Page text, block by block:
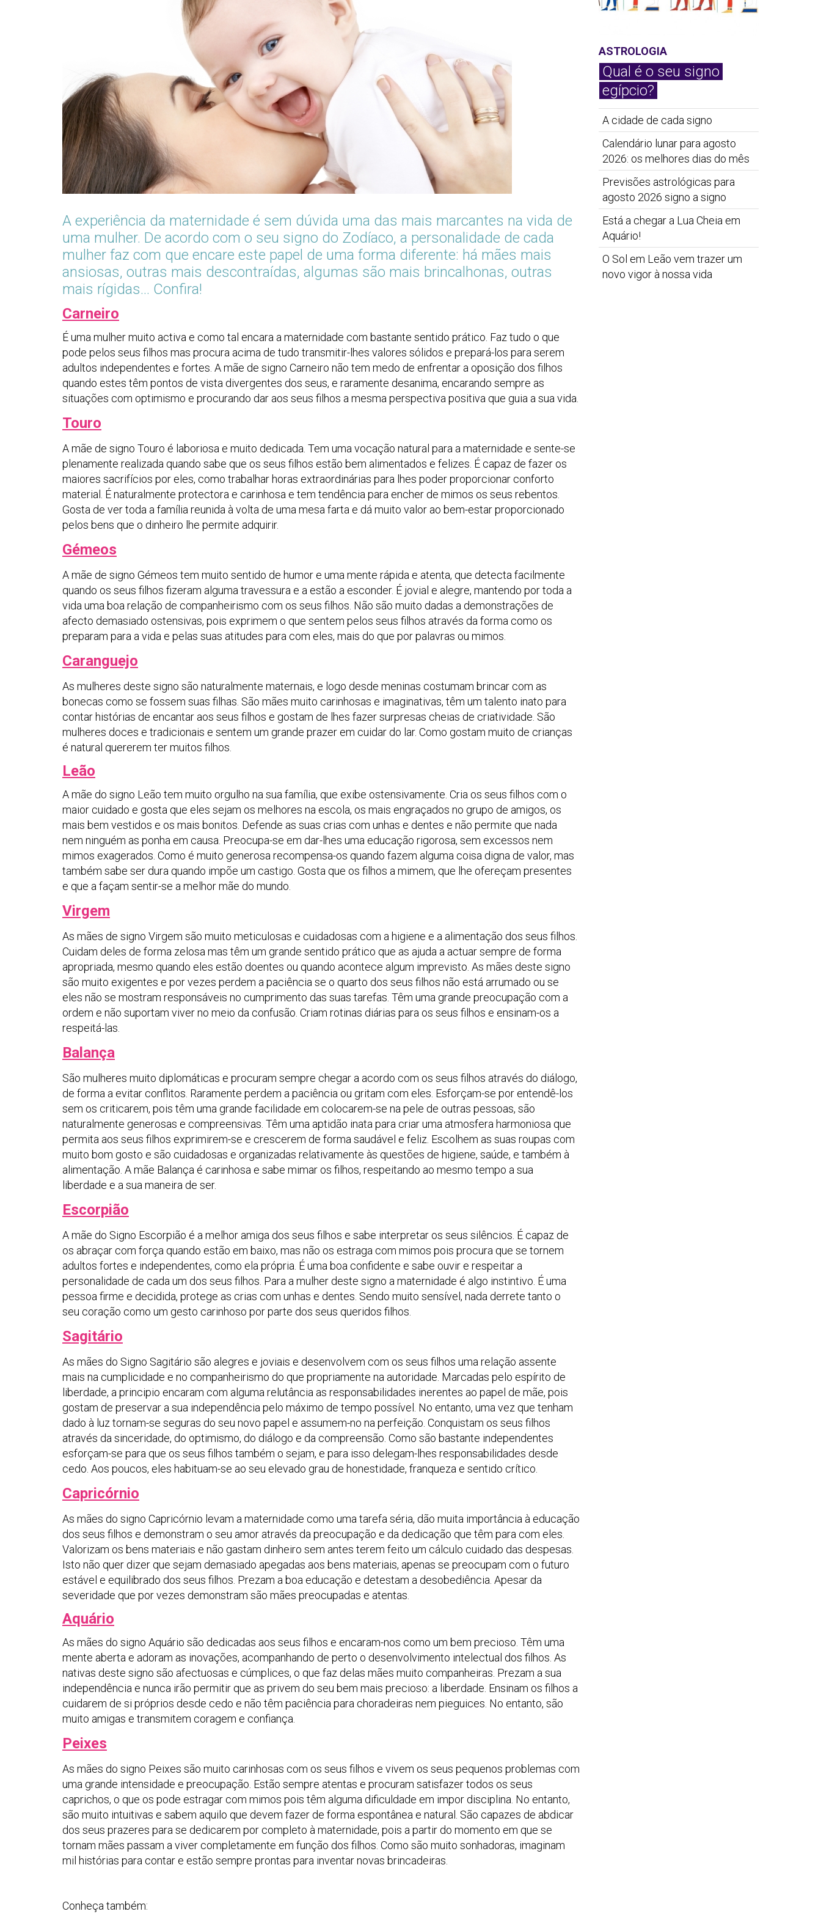
A experiência da maternidade é sem dúvida uma das mais marcantes na vida de
uma mulher. De acordo com o seu signo do Zodíaco, a personalidade de cada
mulher faz com que encare este papel de uma forma diferente: há mães mais
ansiosas, outras mais descontraídas, algumas são mais brincalhonas, outras
mais rígidas... Confira!
Carneiro
É uma mulher muito activa e como tal encara a maternidade com bastante sentido prático. Faz tudo o que
pode pelos seus filhos mas procura acima de tudo transmitir-lhes valores sólidos e prepará-los para serem
adultos independentes e fortes. A mãe de signo Carneiro não tem medo de enfrentar a oposição dos filhos
quando estes têm pontos de vista divergentes dos seus, e raramente desanima, encarando sempre as
situações com optimismo e procurando dar aos seus filhos a mesma perspectiva positiva que guia a sua vida.
Touro
A mãe de signo Touro é laboriosa e muito dedicada. Tem uma vocação natural para a maternidade e sente-se
plenamente realizada quando sabe que os seus filhos estão bem alimentados e felizes. É capaz de fazer os
maiores sacrifícios por eles, como trabalhar horas extraordinárias para lhes poder proporcionar conforto
material. É naturalmente protectora e carinhosa e tem tendência para encher de mimos os seus rebentos.
Gosta de ver toda a família reunida à volta de uma mesa farta e dá muito valor ao bem-estar proporcionado
pelos bens que o dinheiro lhe permite adquirir.
Gémeos
A mãe de signo Gémeos tem muito sentido de humor e uma mente rápida e atenta, que detecta facilmente
quando os seus filhos fizeram alguma travessura e a estão a esconder. É jovial e alegre, mantendo por toda a
vida uma boa relação de companheirismo com os seus filhos. Não são muito dadas a demonstrações de
afecto demasiado ostensivas, pois exprimem o que sentem pelos seus filhos através da forma como os
preparam para a vida e pelas suas atitudes para com eles, mais do que por palavras ou mimos.
Caranguejo
As mulheres deste signo são naturalmente maternais, e logo desde meninas costumam brincar com as
bonecas como se fossem suas filhas. São mães muito carinhosas e imaginativas, têm um talento inato para
contar histórias de encantar aos seus filhos e gostam de lhes fazer surpresas cheias de criatividade. São
mulheres doces e tradicionais e sentem um grande prazer em cuidar do lar. Como gostam muito de crianças
é natural quererem ter muitos filhos.
Leão
A mãe do signo Leão tem muito orgulho na sua família, que exibe ostensivamente. Cria os seus filhos com o
maior cuidado e gosta que eles sejam os melhores na escola, os mais engraçados no grupo de amigos, os
mais bem vestidos e os mais bonitos. Defende as suas crias com unhas e dentes e não permite que nada
nem ninguém as ponha em causa. Preocupa-se em dar-lhes uma educação rigorosa, sem excessos nem
mimos exagerados. Como é muito generosa recompensa-os quando fazem alguma coisa digna de valor, mas
também sabe ser dura quando impõe um castigo. Gosta que os filhos a mimem, que lhe ofereçam presentes
e que a façam sentir-se a melhor mãe do mundo.
Virgem
As mães de signo Virgem são muito meticulosas e cuidadosas com a higiene e a alimentação dos seus filhos.
Cuidam deles de forma zelosa mas têm um grande sentido prático que as ajuda a actuar sempre de forma
apropriada, mesmo quando eles estão doentes ou quando acontece algum imprevisto. As mães deste signo
são muito exigentes e por vezes perdem a paciência se o quarto dos seus filhos não está arrumado ou se
eles não se mostram responsáveis no cumprimento das suas tarefas. Têm uma grande preocupação com a
ordem e não suportam viver no meio da confusão. Criam rotinas diárias para os seus filhos e ensinam-os a
respeitá-las.
Balança
São mulheres muito diplomáticas e procuram sempre chegar a acordo com os seus filhos através do diálogo,
de forma a evitar conflitos. Raramente perdem a paciência ou gritam com eles. Esforçam-se por entendê-los
sem os criticarem, pois têm uma grande facilidade em colocarem-se na pele de outras pessoas, são
naturalmente generosas e compreensivas. Têm uma aptidão inata para criar uma atmosfera harmoniosa que
permita aos seus filhos exprimirem-se e crescerem de forma saudável e feliz. Escolhem as suas roupas com
muito bom gosto e são cuidadosas e organizadas relativamente às questões de higiene, saúde, e também à
alimentação. A mãe Balança é carinhosa e sabe mimar os filhos, respeitando ao mesmo tempo a sua
liberdade e a sua maneira de ser.
Escorpião
A mãe do Signo Escorpião é a melhor amiga dos seus filhos e sabe interpretar os seus silêncios. É capaz de
os abraçar com força quando estão em baixo, mas não os estraga com mimos pois procura que se tornem
adultos fortes e independentes, como ela própria. É uma boa confidente e sabe ouvir e respeitar a
personalidade de cada um dos seus filhos. Para a mulher deste signo a maternidade é algo instintivo. É uma
pessoa firme e decidida, protege as crias com unhas e dentes. Sendo muito sensível, nada derrete tanto o
seu coração como um gesto carinhoso por parte dos seus queridos filhos.
Sagitário
As mães do Signo Sagitário são alegres e joviais e desenvolvem com os seus filhos uma relação assente
mais na cumplicidade e no companheirismo do que propriamente na autoridade. Marcadas pelo espírito de
liberdade, a principio encaram com alguma relutância as responsabilidades inerentes ao papel de mãe, pois
gostam de preservar a sua independência pelo máximo de tempo possível. No entanto, uma vez que tenham
dado à luz tornam-se seguras do seu novo papel e assumem-no na perfeição. Conquistam os seus filhos
através da sinceridade, do optimismo, do diálogo e da compreensão. Como são bastante independentes
esforçam-se para que os seus filhos também o sejam, e para isso delegam-lhes responsabilidades desde
cedo. Aos poucos, eles habituam-se ao seu elevado grau de honestidade, franqueza e sentido crítico.
Capricórnio
As mães do signo Capricórnio levam a maternidade como uma tarefa séria, dão muita importância à educação
dos seus filhos e demonstram o seu amor através da preocupação e da dedicação que têm para com eles.
Valorizam os bens materiais e não gastam dinheiro sem antes terem feito um cálculo cuidado das despesas.
Isto não quer dizer que sejam demasiado apegadas aos bens materiais, apenas se preocupam com o futuro
estável e equilibrado dos seus filhos. Prezam a boa educação e detestam a desobediência. Apesar da
severidade que por vezes demonstram são mães preocupadas e atentas.
Aquário
As mães do signo Aquário são dedicadas aos seus filhos e encaram-nos como um bem precioso. Têm uma
mente aberta e adoram as inovações, acompanhando de perto o desenvolvimento intelectual dos filhos. As
nativas deste signo são afectuosas e cúmplices, o que faz delas mães muito companheiras. Prezam a sua
independência e nunca irão permitir que as privem do seu bem mais precioso: a liberdade. Ensinam os filhos a
cuidarem de si próprios desde cedo e não têm paciência para choradeiras nem pieguices. No entanto, são
muito amigas e transmitem coragem e confiança.
Peixes
As mães do signo Peixes são muito carinhosas com os seus filhos e vivem os seus pequenos problemas com
uma grande intensidade e preocupação. Estão sempre atentas e procuram satisfazer todos os seus
caprichos, o que os pode estragar com mimos pois têm alguma dificuldade em impor disciplina. No entanto,
são muito intuitivas e sabem aquilo que devem fazer de forma espontânea e natural. São capazes de abdicar
dos seus prazeres para se dedicarem por completo à maternidade, pois a partir do momento em que se
tornam mães passam a viver completamente em função dos filhos. Como são muito sonhadoras, imaginam
mil histórias para contar e estão sempre prontas para inventar novas brincadeiras.
Conheça também:
ASTROLOGIA
Qual é o seu signo
egípcio?
A cidade de cada signo
Calendário lunar para agosto
2026: os melhores dias do mês
Previsões astrológicas para
agosto 2026 signo a signo
Está a chegar a Lua Cheia em
Aquário!
O Sol em Leão vem trazer um
novo vigor à nossa vida